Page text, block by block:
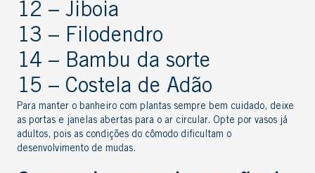
12 – Jiboia
13 – Filodendro
14 – Bambu da sorte
15 – Costela de Adão
Para manter o banheiro com plantas sempre bem cuidado, deixe
as portas e janelas abertas para o ar circular. Opte por vasos já
adultos, pois as condições do cômodo dificultam o
desenvolvimento de mudas.